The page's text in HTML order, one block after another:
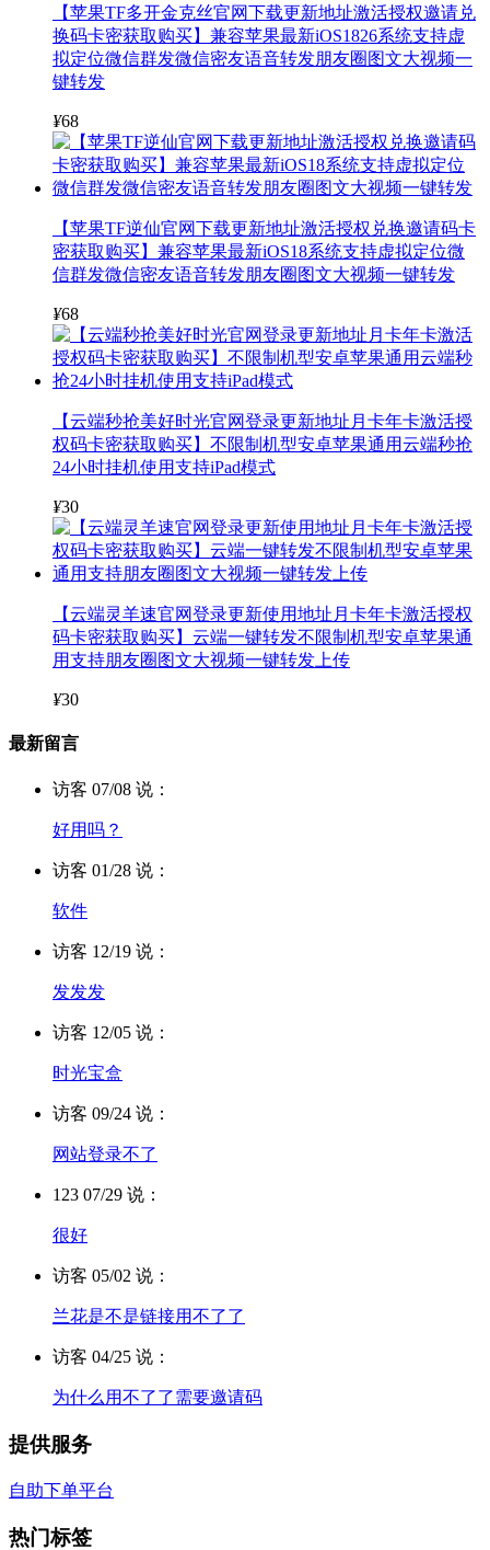
【苹果TF多开金克丝官网下载更新地址激活授权邀请兑
换码卡密获取购买】兼容苹果最新iOS1826系统支持虚
拟定位微信群发微信密友语音转发朋友圈图文大视频一
键转发
¥68
【苹果TF逆仙官网下载更新地址激活授权兑换邀请码卡
密获取购买】兼容苹果最新iOS18系统支持虚拟定位微
信群发微信密友语音转发朋友圈图文大视频一键转发
¥68
【云端秒抢美好时光官网登录更新地址月卡年卡激活授
权码卡密获取购买】不限制机型安卓苹果通用云端秒抢
24小时挂机使用支持iPad模式
¥30
【云端灵羊速官网登录更新使用地址月卡年卡激活授权
码卡密获取购买】云端一键转发不限制机型安卓苹果通
用支持朋友圈图文大视频一键转发上传
¥30
最新留言
访客 07/08 说：
好用吗？
访客 01/28 说：
软件
访客 12/19 说：
发发发
访客 12/05 说：
时光宝盒
访客 09/24 说：
网站登录不了
123 07/29 说：
很好
访客 05/02 说：
兰花是不是链接用不了了
访客 04/25 说：
为什么用不了了需要邀请码
提供服务
自助下单平台
热门标签